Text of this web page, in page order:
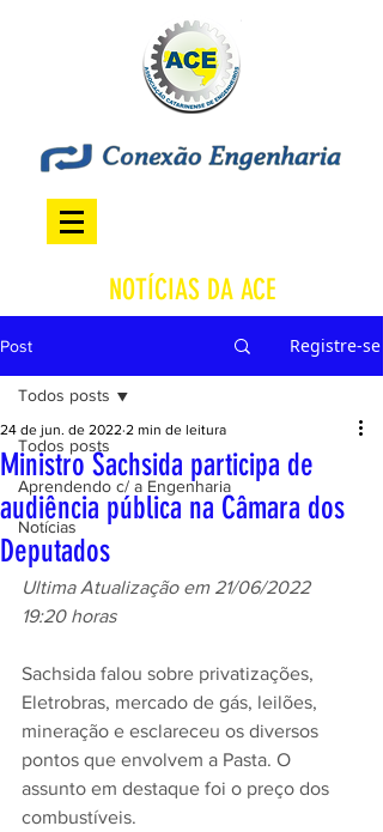
NOTÍCIAS DA ACE
Post Registre-se
Todos posts
Aprendendo c/ a Engenharia
Notícias
Todos posts
Ministro Sachsida participa de
audiência pública na Câmara dos
Deputados
24 de jun. de 2022 2 min de leitura
Ultima Atualização em 21/06/2022
19:20 horas
Sachsida falou sobre privatizações,
Eletrobras, mercado de gás, leilões,
mineração e esclareceu os diversos
pontos que envolvem a Pasta. O
assunto em destaque foi o preço dos
combustíveis.